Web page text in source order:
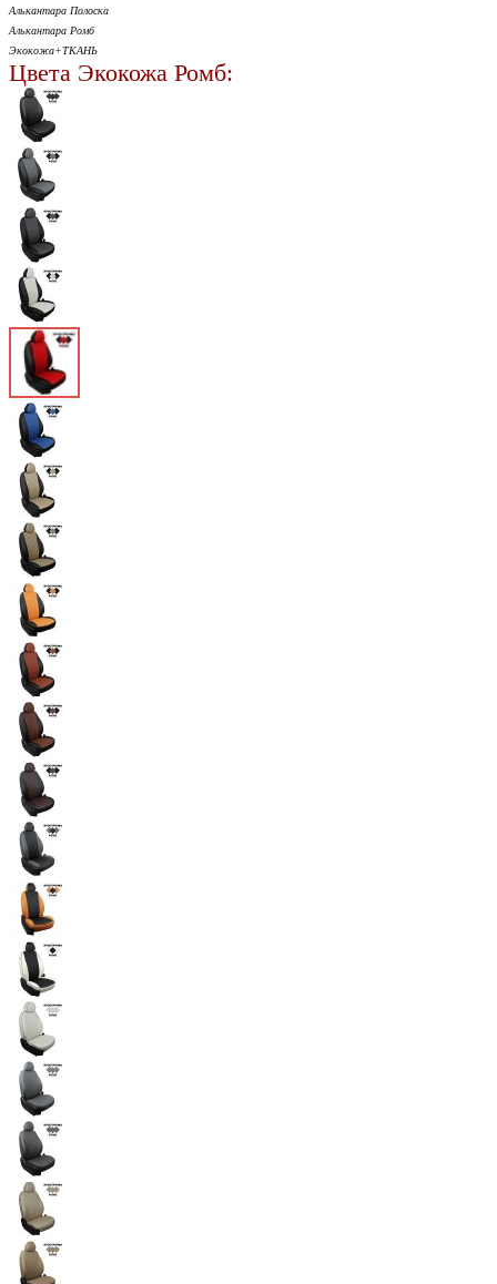
Алькантара Полоска
Алькантара Ромб
Экокожа+ТКАНЬ
Цвета Экокожа Ромб: